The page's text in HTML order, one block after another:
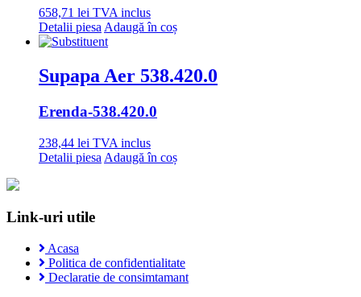
658,71 lei TVA inclus
Detalii piesa Adaugă în coș
Supapa Aer 538.420.0
Erenda-538.420.0
238,44 lei TVA inclus
Detalii piesa Adaugă în coș
Link-uri utile
Acasa
Politica de confidentialitate
Declaratie de consimtamant